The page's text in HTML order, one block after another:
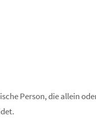
Person, die allein